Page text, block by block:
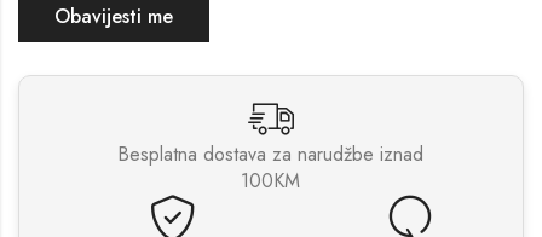
Obavijesti me
Besplatna dostava za narudžbe iznad
100KM